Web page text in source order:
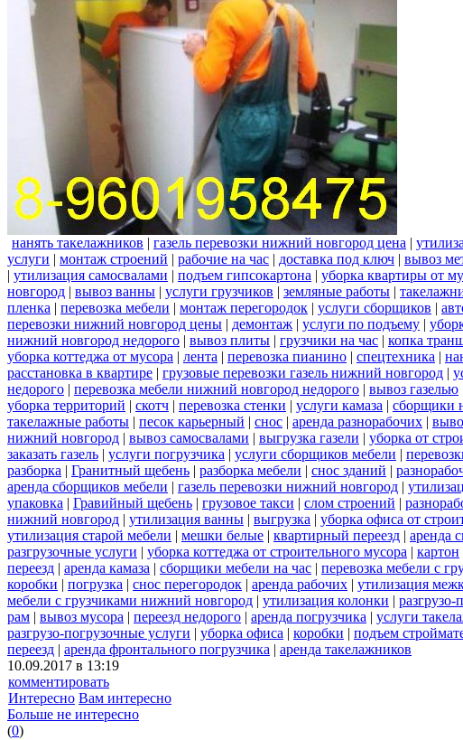
нанять такелажников | газель перевозки нижний новгород цена |
услуги | монтаж строений | рабочие на час | доставка под ключ | вывоз
| утилизация самосвалами | подъем гипсокартона | уборка квартиры от
новгород | вывоз ванны | услуги грузчиков | земляные работы |
пленка | перевозка мебели | монтаж перегородок | услуги сборщиков |
перевозки нижний новгород цены | демонтаж | услуги по подъему |
нижний новгород недорого | вывоз плиты | грузчики на час | копка
уборка коттеджа от мусора | лента | перевозка пианино | спецтехника |
расстановка в квартире | грузовые перевозки газель нижний новгород |
недорого | перевозка мебели нижний новгород недорого | вывоз газелью
уборка территорий | скотч | перевозка стенки | услуги камаза | сборщики
такелажные работы | песок карьерный | снос | аренда разнорабочих |
нижний новгород | вывоз самосвалами | выгрузка газели | уборка от
заказать газель | услуги погрузчика | услуги сборщиков мебели |
разборка | Гранитный щебень | разборка мебели | снос зданий |
аренда сборщиков мебели | газель перевозки нижний новгород |
упаковка | Гравийный щебень | грузовое такси | слом строений |
нижний новгород | утилизация ванны | выгрузка | уборка офиса от
утилизация старой мебели | мешки белые | квартирный переезд | аренда
разгрузочные услуги | уборка коттеджа от строительного мусора | картон
переезд | аренда камаза | сборщики мебели на час | перевозка мебели с
коробки | погрузка | снос перегородок | аренда рабочих | утилизация
мебели с грузчиками нижний новгород | утилизация колонки |
рам | вывоз мусора | переезд недорого | аренда погрузчика | услуги
разгрузо-погрузочные услуги | уборка офиса | коробки | подъем
переезд | аренда фронтального погрузчика | аренда такелажников
10.09.2017 в 13:19
комментировать
Интересно Вам интересно
Больше не интересно
(0)